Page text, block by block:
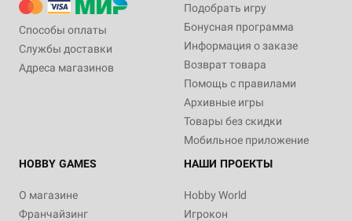
Способы оплаты
Службы доставки
Адреса магазинов
Подобрать игру
Бонусная программа
Информация о заказе
Возврат товара
Помощь с правилами
Архивные игры
Товары без скидки
Мобильное приложение
HOBBY GAMES
О магазине
Франчайзинг
НАШИ ПРОЕКТЫ
Hobby World
Игрокон